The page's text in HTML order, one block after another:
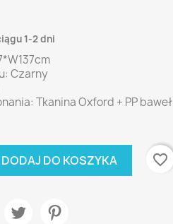
1-2 dni
Czarny
Tkanina Oxford + PP
DODAJ DO KOSZYKA favorite_border